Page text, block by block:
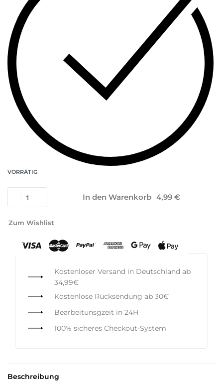
VORRÄTIG
In den Warenkorb
Zum Wishlist
Kostenloser Versand in Deutschland ab
34,99€
Kostenlose Rücksendung ab 30€
Bearbeitunsgzeit in 24H
100% sicheres Checkout-System
Beschreibung